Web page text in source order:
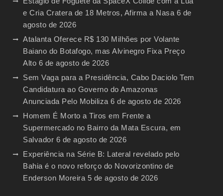
e Cria Cratera de 18 Metros, Afirma a Nasa 6 de
agosto de 2026
Atalanta Oferece R$ 130 Milhões por Volante
Baiano do Botafogo, mas Alvinegro Fixa Preço
Alto 6 de agosto de 2026
Sem Vaga para a Presidência, Cabo Daciolo Tem
Candidatura ao Governo do Amazonas
Anunciada Pelo Mobiliza 6 de agosto de 2026
Homem É Morto a Tiros em Frente a
Supermercado no Bairro da Mata Escura, em
Salvador 6 de agosto de 2026
Experiência na Série B: Lateral revelado pelo
Bahia é o novo reforço do Novorizontino de
Enderson Moreira 5 de agosto de 2026